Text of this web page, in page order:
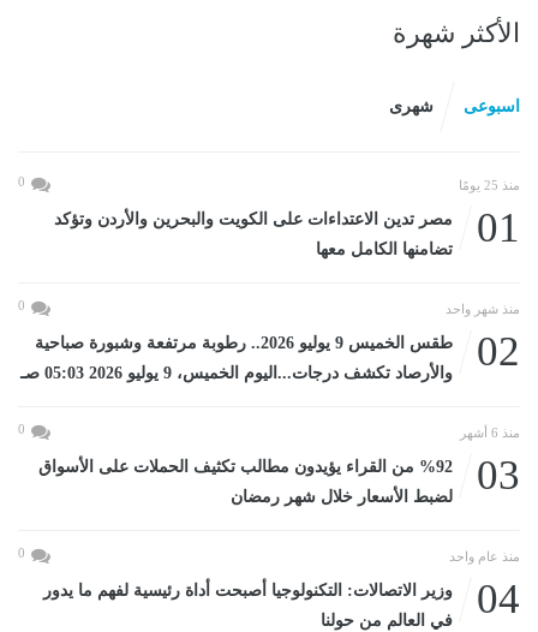
الأكثر شهرة
اسبوعى شهرى
منذ 25 يومًا 0
01
مصر تدين الاعتداءات على الكويت والبحرين والأردن وتؤكد
تضامنها الكامل معها
منذ شهر واحد 0
02
طقس الخميس 9 يوليو 2026.. رطوبة مرتفعة وشبورة صباحية
والأرصاد تكشف درجات...اليوم الخميس، 9 يوليو 2026 05:03 صـ
منذ 6 أشهر 0
03
%92 من القراء يؤيدون مطالب تكثيف الحملات على الأسواق
لضبط الأسعار خلال شهر رمضان
منذ عام واحد 0
04
وزير الاتصالات: التكنولوجيا أصبحت أداة رئيسية لفهم ما يدور
في العالم من حولنا